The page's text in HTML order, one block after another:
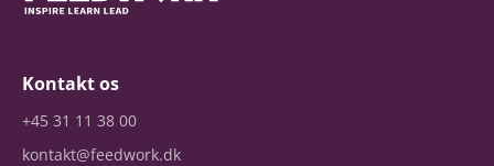
Kontakt os
+45 31 11 38 00
kontakt@feedwork.dk